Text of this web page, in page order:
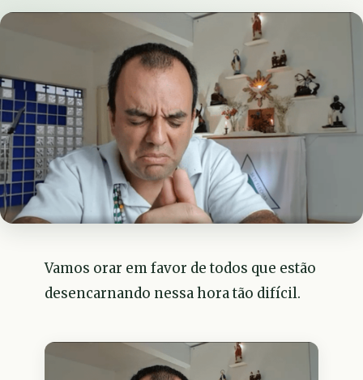
Vamos orar em favor de todos que estão
desencarnando nessa hora tão difícil.